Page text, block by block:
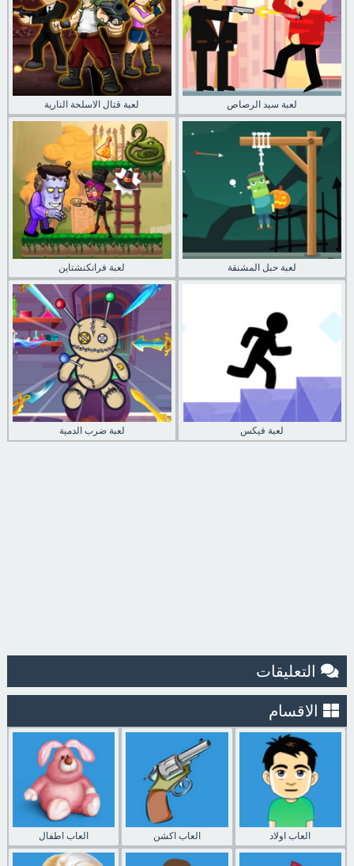
لعبة قتال الاسلحة النارية لعبة سيد الرصاص
لعبة فرانكنشتاين لعبة حبل المشنقة
لعبة ضرب الدمية لعبة فيكس
التعليقات
الاقسام
العاب اطفال العاب اكشن العاب اولاد